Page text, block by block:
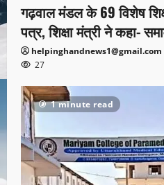
गढ़वाल मंडल के 69 विशेष
पत्र, शिक्षा मंत्री ने कहा-
helpinghandnews1@gmail.com
27
1 minute read